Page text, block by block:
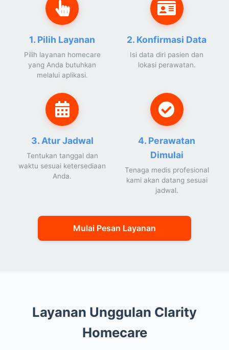
1. Pilih Layanan
Pilih layanan homecare
yang Anda butuhkan
melalui aplikasi.
2. Konfirmasi Data
Isi data diri pasien dan
lokasi perawatan.
3. Atur Jadwal
Tentukan tanggal dan
waktu sesuai ketersediaan
Anda.
4. Perawatan
Dimulai
Tenaga medis profesional
kami akan datang sesuai
jadwal.
Mulai Pesan Layanan
Layanan Unggulan Clarity
Homecare